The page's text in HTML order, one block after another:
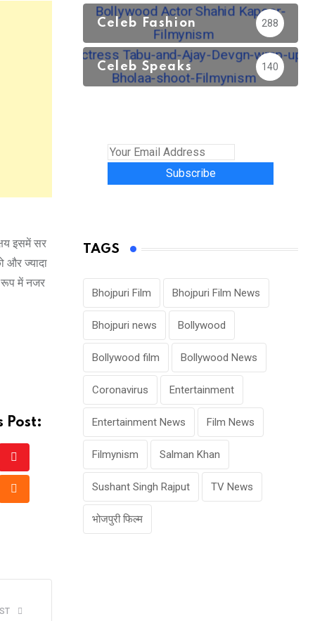
इसमें सर
और ज्यादा
रूप में नजर
Post:
Celeb Fashion 288
Celeb Speaks 140
Subscribe
TAGS
Bhojpuri Film Bhojpuri Film News
Bhojpuri news Bollywood
Bollywood film Bollywood News
Coronavirus Entertainment
Entertainment News Film News
Filmynism Salman Khan
Sushant Singh Rajput TV News
भोजपुरी फिल्म